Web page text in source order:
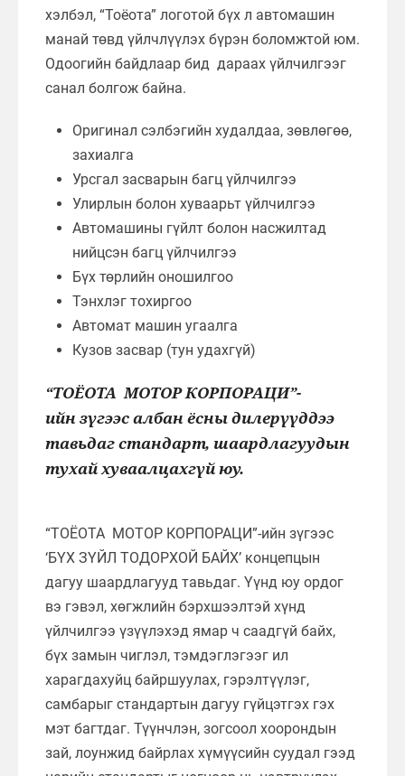
хэлбэл, “Тоёота” логотой бүх л автомашин
манай төвд үйлчлүүлэх бүрэн боломжтой юм.
Одоогийн байдлаар бид дараах үйлчилгээг
санал болгож байна.
Оригинал сэлбэгийн худалдаа, зөвлөгөө,
захиалга
Урсгал засварын багц үйлчилгээ
Улирлын болон хуваарьт үйлчилгээ
Автомашины гүйлт болон насжилтад
нийцсэн багц үйлчилгээ
Бүх төрлийн оношилгоо
Тэнхлэг тохиргоо
Автомат машин угаалга
Кузов засвар (тун удахгүй)
“ТОЁОТА МОТОР КОРПОРАЦИ”-
ийн зүгээс албан ёсны дилерүүддээ
тавьдаг стандарт, шаардлагуудын
тухай хуваалцахгүй юу.
“ТОЁОТА МОТОР КОРПОРАЦИ”-ийн зүгээс
‘БҮХ ЗҮЙЛ ТОДОРХОЙ БАЙХ’ концепцын
дагуу шаардлагууд тавьдаг. Үүнд юу ордог
вэ гэвэл, хөгжлийн бэрхшээлтэй хүнд
үйлчилгээ үзүүлэхэд ямар ч саадгүй байх,
бүх замын чиглэл, тэмдэглэгээг ил
харагдахуйц байршуулах, гэрэлтүүлэг,
самбарыг стандартын дагуу гүйцэтгэх гэх
мэт багтдаг. Түүнчлэн, зогсоол хоорондын
зай, лоунжид байрлах хүмүүсийн суудал гээд